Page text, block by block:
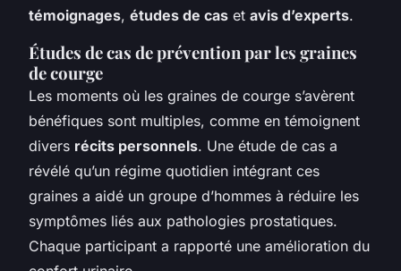
témoignages, études de cas et avis d’experts.
Études de cas de prévention par les graines
de courge
Les moments où les graines de courge s’avèrent
bénéfiques sont multiples, comme en témoignent
divers récits personnels. Une étude de cas a
révélé qu’un régime quotidien intégrant ces
graines a aidé un groupe d’hommes à réduire les
symptômes liés aux pathologies prostatiques.
Chaque participant a rapporté une amélioration du